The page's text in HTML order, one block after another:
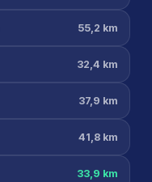
55,2 km
32,4 km
37,9 km
41,8 km
33,9 km